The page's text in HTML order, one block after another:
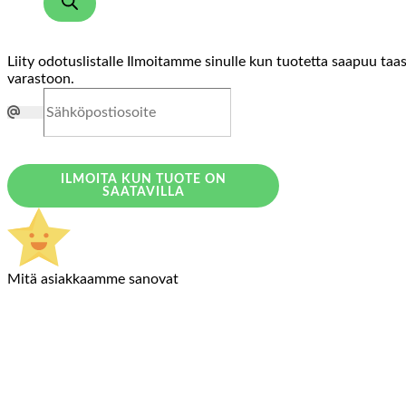
Liity odotuslistalle
Ilmoitamme sinulle kun tuotetta saapuu taas
varastoon.
ILMOITA KUN TUOTE ON
SAATAVILLA
Mitä asiakkaamme sanovat